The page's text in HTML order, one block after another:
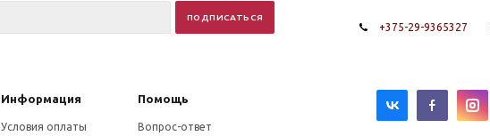
+375-29-9365327
Информация Помощь
Условия оплаты Вопрос-ответ